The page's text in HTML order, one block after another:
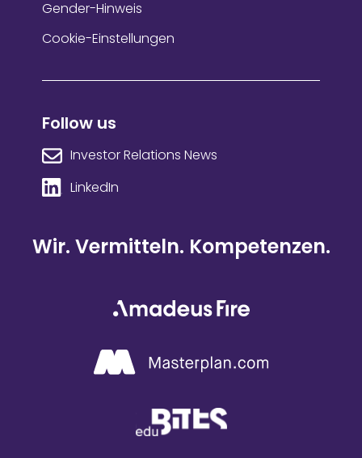
Follow us
Investor Relations News
LinkedIn
Wir. Vermitteln. Kompetenzen.
Gender-Hinweis
Cookie-Einstellungen